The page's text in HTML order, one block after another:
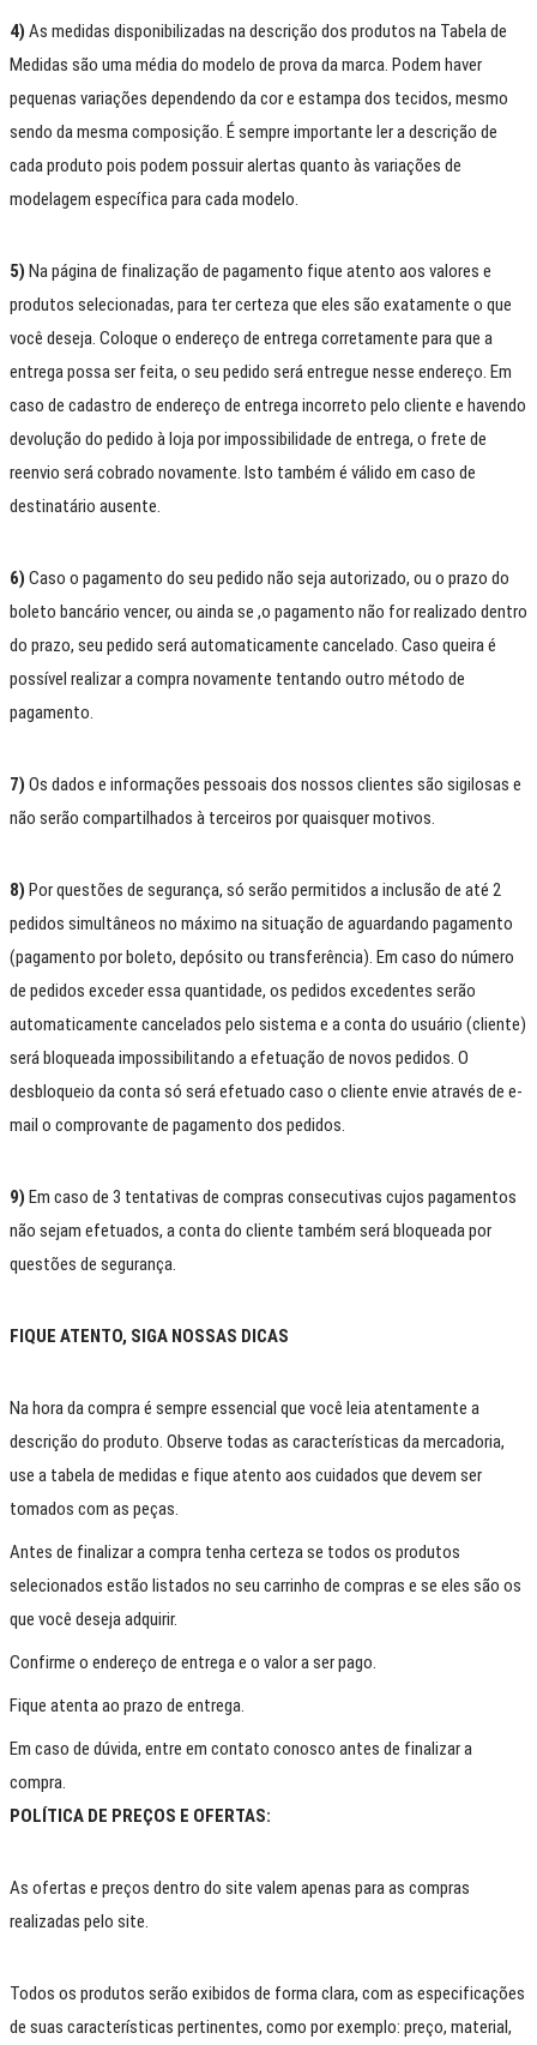
4) As medidas disponibilizadas na descrição dos produtos na Tabela de
Medidas são uma média do modelo de prova da marca. Podem haver
pequenas variações dependendo da cor e estampa dos tecidos, mesmo
sendo da mesma composição. É sempre importante ler a descrição de
cada produto pois podem possuir alertas quanto às variações de
modelagem específica para cada modelo.
5) Na página de finalização de pagamento fique atento aos valores e
produtos selecionadas, para ter certeza que eles são exatamente o que
você deseja. Coloque o endereço de entrega corretamente para que a
entrega possa ser feita, o seu pedido será entregue nesse endereço. Em
caso de cadastro de endereço de entrega incorreto pelo cliente e havendo
devolução do pedido à loja por impossibilidade de entrega, o frete de
reenvio será cobrado novamente. Isto também é válido em caso de
destinatário ausente.
6) Caso o pagamento do seu pedido não seja autorizado, ou o prazo do
boleto bancário vencer, ou ainda se ,o pagamento não for realizado dentro
do prazo, seu pedido será automaticamente cancelado. Caso queira é
possível realizar a compra novamente tentando outro método de
pagamento.
7) Os dados e informações pessoais dos nossos clientes são sigilosas e
não serão compartilhados à terceiros por quaisquer motivos.
8) Por questões de segurança, só serão permitidos a inclusão de até 2
pedidos simultâneos no máximo na situação de aguardando pagamento
(pagamento por boleto, depósito ou transferência). Em caso do número
de pedidos exceder essa quantidade, os pedidos excedentes serão
automaticamente cancelados pelo sistema e a conta do usuário (cliente)
será bloqueada impossibilitando a efetuação de novos pedidos. O
desbloqueio da conta só será efetuado caso o cliente envie através de e-
mail o comprovante de pagamento dos pedidos.
9) Em caso de 3 tentativas de compras consecutivas cujos pagamentos
não sejam efetuados, a conta do cliente também será bloqueada por
questões de segurança.
FIQUE ATENTO, SIGA NOSSAS DICAS
Na hora da compra é sempre essencial que você leia atentamente a
descrição do produto. Observe todas as características da mercadoria,
use a tabela de medidas e fique atento aos cuidados que devem ser
tomados com as peças.
Antes de finalizar a compra tenha certeza se todos os produtos
selecionados estão listados no seu carrinho de compras e se eles são os
que você deseja adquirir.
Confirme o endereço de entrega e o valor a ser pago.
Fique atenta ao prazo de entrega.
Em caso de dúvida, entre em contato conosco antes de finalizar a
compra.
POLÍTICA DE PREÇOS E OFERTAS:
As ofertas e preços dentro do site valem apenas para as compras
realizadas pelo site.
Todos os produtos serão exibidos de forma clara, com as especificações
de suas características pertinentes, como por exemplo: preço, material,